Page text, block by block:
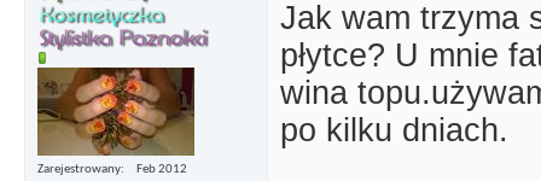
Zarejestrowany
Feb 2012
Jak wam trzyma
płytce? U mnie
wina
po kilku dniach.